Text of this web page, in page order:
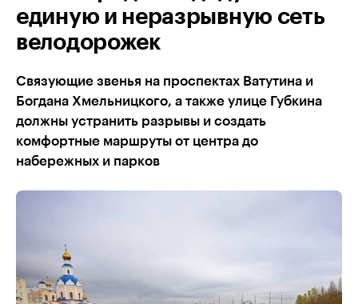
единую и неразрывную сеть
велодорожек
Связующие звенья на проспектах Ватутина и
Богдана Хмельницкого, а также улице Губкина
должны устранить разрывы и создать
комфортные маршруты от центра до
набережных и парков